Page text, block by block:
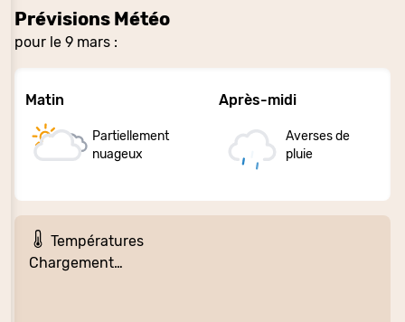
Prévisions Météo
pour le 9 mars :
Matin
Partiellement
nuageux
Après-midi
Averses de
pluie
Températures
Chargement…